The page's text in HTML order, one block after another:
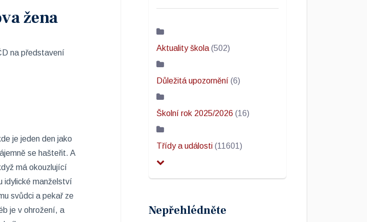
žena
na představení
je jeden den jako
se hašteřit. A
má okouzlující
idylické manželství
svůdci a pekař ze
je v ohrožení, a
Aktuality škola (502)
Důležitá upozornění (6)
Školní rok 2025/2026 (16)
Třídy a události (11601)
Nepřehlédněte